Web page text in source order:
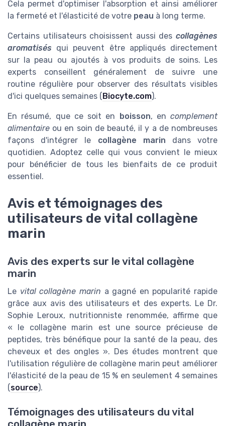
Cela permet d'optimiser l'absorption et ainsi améliorer
la fermeté et l'élasticité de votre peau à long terme.
Certains utilisateurs choisissent aussi des collagènes
aromatisés qui peuvent être appliqués directement
sur la peau ou ajoutés à vos produits de soins. Les
experts conseillent généralement de suivre une
routine régulière pour observer des résultats visibles
d'ici quelques semaines (Biocyte.com).
En résumé, que ce soit en boisson, en complement
alimentaire ou en soin de beauté, il y a de nombreuses
façons d'intégrer le collagène marin dans votre
quotidien. Adoptez celle qui vous convient le mieux
pour bénéficier de tous les bienfaits de ce produit
essentiel.
Avis et témoignages des
utilisateurs de vital collagène
marin
Avis des experts sur le vital collagène
marin
Le vital collagène marin a gagné en popularité rapide
grâce aux avis des utilisateurs et des experts. Le Dr.
Sophie Leroux, nutritionniste renommée, affirme que
« le collagène marin est une source précieuse de
peptides, très bénéfique pour la santé de la peau, des
cheveux et des ongles ». Des études montrent que
l'utilisation régulière de collagène marin peut améliorer
l'élasticité de la peau de 15 % en seulement 4 semaines
(source).
Témoignages des utilisateurs du vital